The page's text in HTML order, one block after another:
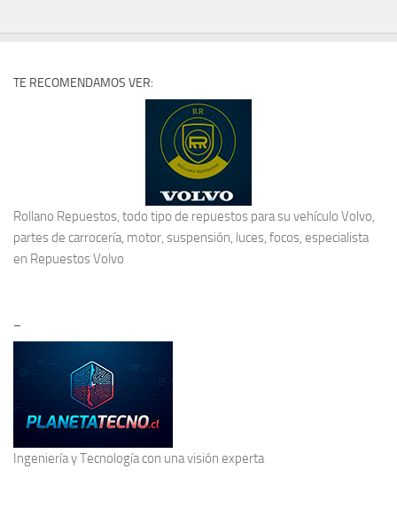
TE RECOMENDAMOS VER:
Rollano Repuestos, todo tipo de repuestos para su vehículo Volvo,
partes de carrocería, motor, suspensión, luces, focos, especialista
en Repuestos Volvo
–
Ingeniería y Tecnologíacon una visión experta